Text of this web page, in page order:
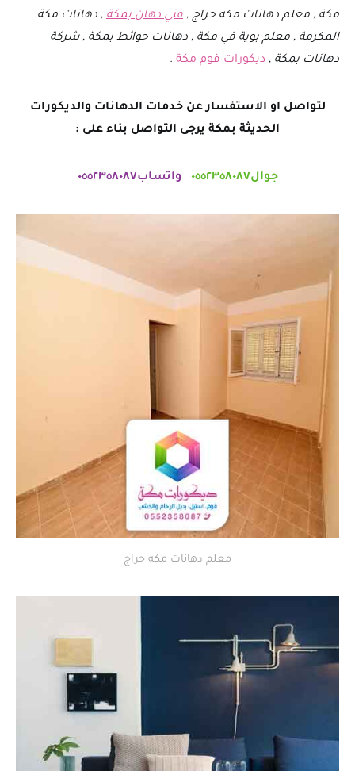
مكة , معلم دهانات مكه حراج , فني دهان بمكة , دهانات مكة
المكرمة , معلم بوية في مكة , دهانات حوائط بمكة , شركة
دهانات بمكة , ديكورات فوم مكة .
لتواصل او الاستفسار عن خدمات الدهانات والديكورات
الحديثة بمكة يرجى التواصل بناء على :
جوال٠٥٥٢٣٥٨٠٨٧ واتساب٠٥٥٢٣٥٨٠٨٧
معلم دهانات مكه حراج